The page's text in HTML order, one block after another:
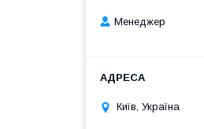
Менеджер
Київ, Україна